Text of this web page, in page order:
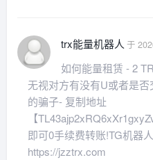
trx能量机器人 于
如何能量租赁 - 2
无视对方有没有U或者是
的骗子- 复制地址
【
即可0手续费转账!TG机器
https://jzztrx.com